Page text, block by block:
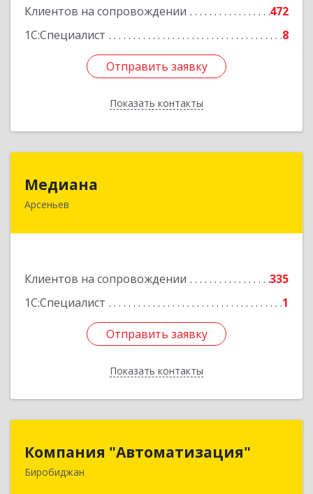
Клиентов на сопровождении
472
1С:Специалист
8
Отправить заявку
Показать контакты
Подробнее
Отправить заявку
Назад
Медиана
Арсеньев
Клиентов на сопровождении
335
1С:Специалист
1
Отправить заявку
Показать контакты
Отправить заявку
Назад
Компания "Автоматизация"
Биробиджан679016, Еврейская Аобл, Биробиджан г,